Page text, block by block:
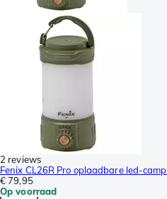
2 reviews
Fenix CL26R Pro oplaadbare led-
€ 79,95
Op voorraad